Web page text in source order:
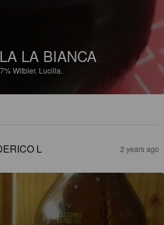
LA BIANCA
Witbier. Lucilla.
L 2 years ago